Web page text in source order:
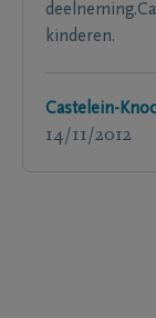
kinderen.
Castelein-
14/11/2012